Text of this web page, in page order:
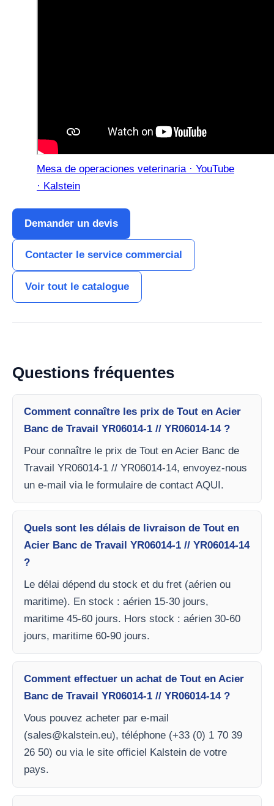
Mesa de operaciones veterinaria · YouTube
· Kalstein
Demander un devis
Contacter le service commercial
Voir tout le catalogue
Questions fréquentes
Comment connaître les prix de Tout en Acier
Banc de Travail YR06014-1 // YR06014-14 ?
Pour connaître le prix de Tout en Acier Banc de
Travail YR06014-1 // YR06014-14, envoyez-nous
un e-mail via le formulaire de contact AQUI.
Quels sont les délais de livraison de Tout en
Acier Banc de Travail YR06014-1 // YR06014-14
?
Le délai dépend du stock et du fret (aérien ou
maritime). En stock : aérien 15-30 jours,
maritime 45-60 jours. Hors stock : aérien 30-60
jours, maritime 60-90 jours.
Comment effectuer un achat de Tout en Acier
Banc de Travail YR06014-1 // YR06014-14 ?
Vous pouvez acheter par e-mail
(sales@kalstein.eu), téléphone (+33 (0) 1 70 39
26 50) ou via le site officiel Kalstein de votre
pays.